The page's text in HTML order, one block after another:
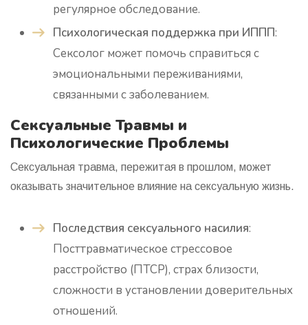
регулярное обследование.
Психологическая поддержка при ИППП:
Сексолог может помочь справиться с
эмоциональными переживаниями,
связанными с заболеванием.
Сексуальные Травмы и
Психологические Проблемы
Сексуальная травма, пережитая в прошлом, может
оказывать значительное влияние на сексуальную жизнь.
Последствия сексуального насилия:
Посттравматическое стрессовое
расстройство (ПТСР), страх близости,
сложности в установлении доверительных
отношений.